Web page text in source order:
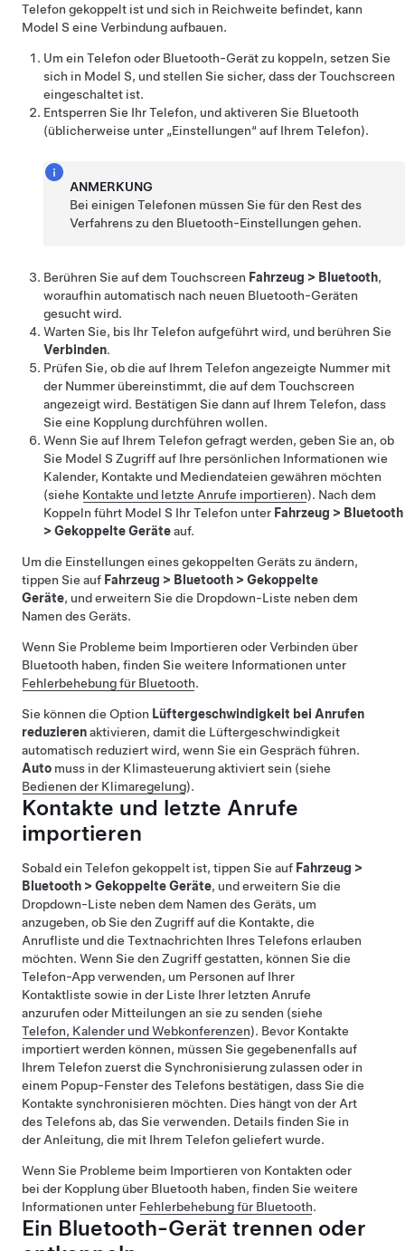
Telefon gekoppelt ist und sich in Reichweite befindet, kann
Model S eine Verbindung aufbauen.
Um ein Telefon oder Bluetooth-Gerät zu koppeln, setzen Sie
sich in Model S, und stellen Sie sicher, dass der Touchscreen
eingeschaltet ist.
Entsperren Sie Ihr Telefon, und aktiveren Sie Bluetooth
(üblicherweise unter „Einstellungen“ auf Ihrem Telefon).
ANMERKUNG
Bei einigen Telefonen müssen Sie für den Rest des
Verfahrens zu den Bluetooth-Einstellungen gehen.
Berühren Sie auf dem Touchscreen Fahrzeug > Bluetooth,
woraufhin automatisch nach neuen Bluetooth-Geräten
gesucht wird.
Warten Sie, bis Ihr Telefon aufgeführt wird, und berühren Sie
Verbinden.
Prüfen Sie, ob die auf Ihrem Telefon angezeigte Nummer mit
der Nummer übereinstimmt, die auf dem Touchscreen
angezeigt wird. Bestätigen Sie dann auf Ihrem Telefon, dass
Sie eine Kopplung durchführen wollen.
Wenn Sie auf Ihrem Telefon gefragt werden, geben Sie an, ob
Sie Model S Zugriff auf Ihre persönlichen Informationen wie
Kalender, Kontakte und Mediendateien gewähren möchten
(siehe Kontakte und letzte Anrufe importieren). Nach dem
Koppeln führt Model S Ihr Telefon unter Fahrzeug > Bluetooth
> Gekoppelte Geräteauf.
Um die Einstellungen eines gekoppelten Geräts zu ändern,
tippen Sie auf Fahrzeug > Bluetooth > Gekoppelte
Geräte, und erweitern Sie die Dropdown-Liste neben dem
Namen des Geräts.
Wenn Sie Probleme beim Importieren oder Verbinden über
Bluetooth haben, finden Sie weitere Informationen unter
Fehlerbehebung für Bluetooth.
Sie können die Option Lüftergeschwindigkeit bei Anrufen
reduzierenaktivieren, damit die Lüftergeschwindigkeit
automatisch reduziert wird, wenn Sie ein Gespräch führen.
Auto muss in der Klimasteuerung aktiviert sein (siehe
Bedienen der Klimaregelung).
Kontakte und letzte Anrufe
importieren
Sobald ein Telefon gekoppelt ist, tippen Sie auf Fahrzeug >
Bluetooth > Gekoppelte Geräte, und erweitern Sie die
Dropdown-Liste neben dem Namen des Geräts, um
anzugeben, ob Sie den Zugriff auf die Kontakte, die
Anrufliste und die Textnachrichten Ihres Telefons erlauben
möchten. Wenn Sie den Zugriff gestatten, können Sie die
Telefon-App verwenden, um Personen auf Ihrer
Kontaktliste sowie in der Liste Ihrer letzten Anrufe
anzurufen oder Mitteilungen an sie zu senden (siehe
Telefon, Kalender und Webkonferenzen). Bevor Kontakte
importiert werden können, müssen Sie gegebenenfalls auf
Ihrem Telefon zuerst die Synchronisierung zulassen oder in
einem Popup-Fenster des Telefons bestätigen, dass Sie die
Kontakte synchronisieren möchten. Dies hängt von der Art
des Telefons ab, das Sie verwenden. Details finden Sie in
der Anleitung, die mit Ihrem Telefon geliefert wurde.
Wenn Sie Probleme beim Importieren von Kontakten oder
bei der Kopplung über Bluetooth haben, finden Sie weitere
Informationen unter Fehlerbehebung für Bluetooth.
Ein Bluetooth-Gerät trennen oder